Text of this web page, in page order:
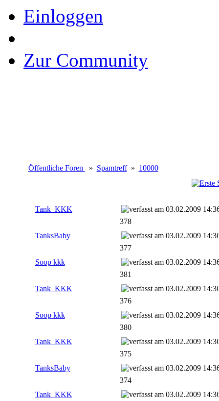
Einloggen
Zur Community
Öffentliche Foren » Spamtreff» 10000
Tank_KKK
03.02.2009
378
TanksBaby
03.02.2009
377
Soop kkk
03.02.2009
381
Tank_KKK
03.02.2009
376
Soop kkk
03.02.2009
380
Tank_KKK
03.02.2009
375
TanksBaby
03.02.2009
374
Tank_KKK
03.02.2009